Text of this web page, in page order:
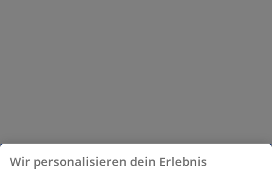
Wir personalisieren dein Erlebnis